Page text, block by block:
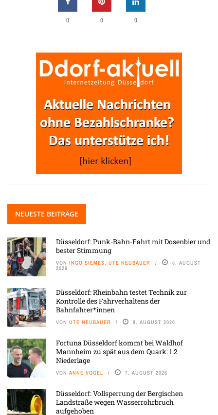
0 0 0
NEUESTE BEITRÄGE
Düsseldorf: Punk-Bahn-Fahrt mit Dosenbier und
bester Stimmung
VON INGO SIEMES, UTE NEUBAUER 8. AUGUST
2026
Düsseldorf: Rheinbahn testet Technik zur
Kontrolle des Fahrverhaltens der
Bahnfahrer*innen
VON UTE NEUBAUER 8. AUGUST 2026
Fortuna Düsseldorf kommt bei Waldhof
Mannheim zu spät aus dem Quark: 1:2
Niederlage
VON ANNE VOGEL 7. AUGUST 2026
Düsseldorf: Vollsperrung der Bergischen
Landstraße wegen Wasserrohrbruch
aufgehoben